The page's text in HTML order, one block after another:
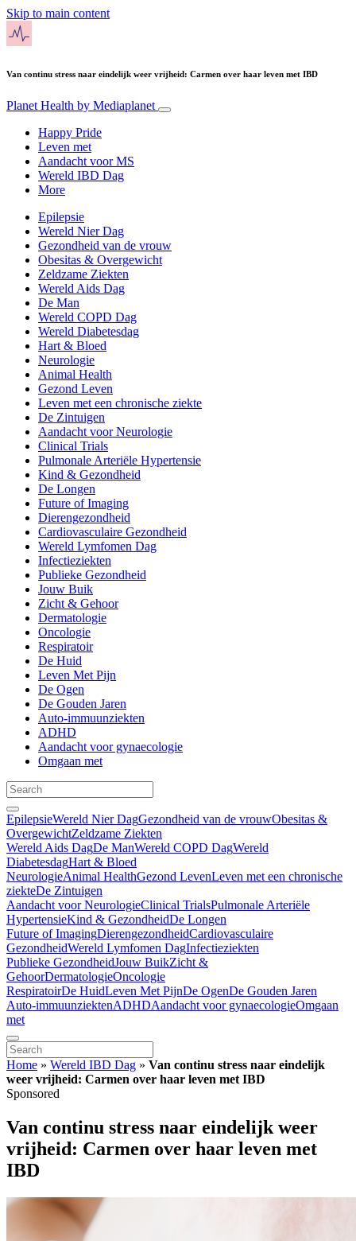
Skip to main content
Van continu stress naar eindelijk weer vrijheid: Carmen over haar leven met IBD
Planet Health by Mediaplanet
Happy Pride
Leven met
Aandacht voor MS
Wereld IBD Dag
More
Epilepsie
Wereld Nier Dag
Gezondheid van de vrouw
Obesitas & Overgewicht
Zeldzame Ziekten
Wereld Aids Dag
De Man
Wereld COPD Dag
Wereld Diabetesdag
Hart & Bloed
Neurologie
Animal Health
Gezond Leven
Leven met een chronische ziekte
De Zintuigen
Aandacht voor Neurologie
Clinical Trials
Pulmonale Arteriële Hypertensie
Kind & Gezondheid
De Longen
Future of Imaging
Dierengezondheid
Cardiovasculaire Gezondheid
Wereld Lymfomen Dag
Infectieziekten
Publieke Gezondheid
Jouw Buik
Zicht & Gehoor
Dermatologie
Oncologie
Respiratoir
De Huid
Leven Met Pijn
De Ogen
De Gouden Jaren
Auto-immuunziekten
ADHD
Aandacht voor gynaecologie
Omgaan met
EpilepsieWereld Nier DagGezondheid van de vrouwObesitas &
OvergewichtZeldzame Ziekten
Wereld Aids DagDe ManWereld COPD DagWereld
DiabetesdagHart & Bloed
NeurologieAnimal HealthGezond LevenLeven met een chronische
ziekteDe Zintuigen
Aandacht voor NeurologieClinical TrialsPulmonale Arteriële
HypertensieKind & GezondheidDe Longen
Future of ImagingDierengezondheidCardiovasculaire
GezondheidWereld Lymfomen DagInfectieziekten
Publieke GezondheidJouw BuikZicht &
GehoorDermatologieOncologie
RespiratoirDe HuidLeven Met PijnDe OgenDe Gouden Jaren
Auto-immuunziektenADHDAandacht voor gynaecologieOmgaan
met
Home » Wereld IBD Dag » Van continu stress naar eindelijk
weer vrijheid: Carmen over haar leven met IBD
Sponsored
Van continu stress naar eindelijk weer
vrijheid: Carmen over haar leven met
IBD